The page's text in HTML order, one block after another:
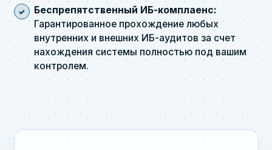
Беспрепятственный ИБ-комплаенс:
Гарантированное прохождение любых
внутренних и внешних ИБ-аудитов за счет
нахождения системы полностью под вашим
контролем.